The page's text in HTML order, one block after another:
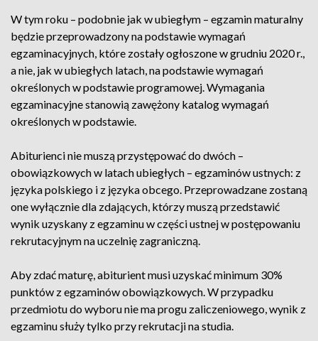
W tym roku – podobnie jak w ubiegłym – egzamin maturalny
będzie przeprowadzony na podstawie wymagań
egzaminacyjnych, które zostały ogłoszone w grudniu 2020 r.,
a nie, jak w ubiegłych latach, na podstawie wymagań
określonych w podstawie programowej. Wymagania
egzaminacyjne stanowią zawężony katalog wymagań
określonych w podstawie.
Abiturienci nie muszą przystępować do dwóch –
obowiązkowych w latach ubiegłych – egzaminów ustnych: z
języka polskiego i z języka obcego. Przeprowadzane zostaną
one wyłącznie dla zdających, którzy muszą przedstawić
wynik uzyskany z egzaminu w części ustnej w postępowaniu
rekrutacyjnym na uczelnię zagraniczną.
Aby zdać maturę, abiturient musi uzyskać minimum 30%
punktów z egzaminów obowiązkowych. W przypadku
przedmiotu do wyboru nie ma progu zaliczeniowego, wynik z
egzaminu służy tylko przy rekrutacji na studia.